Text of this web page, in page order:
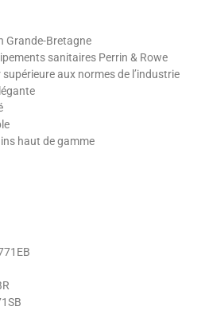
Grande-Bretagne
sanitaires Perrin & Rowe
supérieure aux normes de l’industrie
haut de gamme